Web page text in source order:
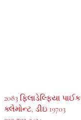
2083 ફિલાડેલ્ફિયા પાઈક
ક્લેમોન્ટ, ડીઇ 19703